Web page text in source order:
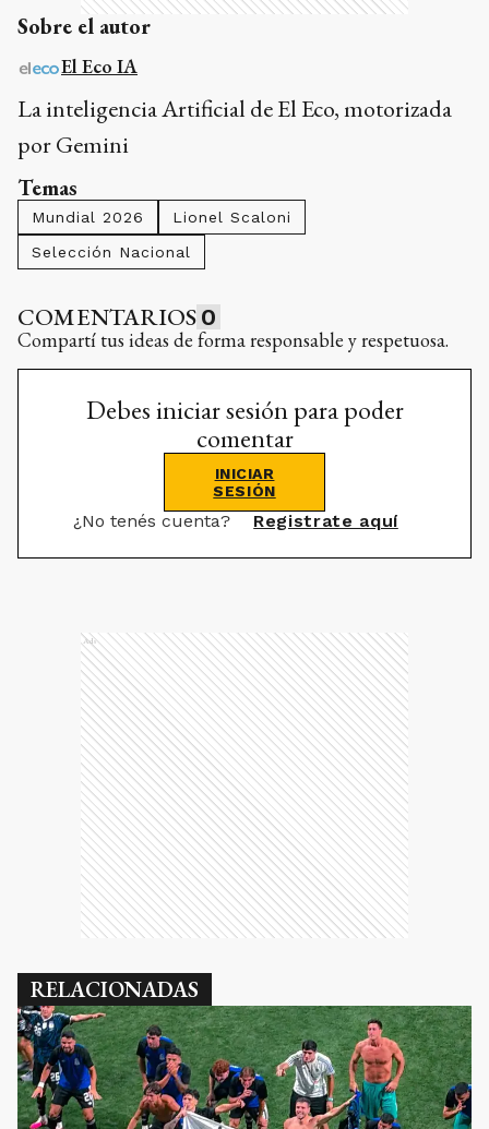
Sobre el autor
El Eco IA
La inteligencia Artificial de El Eco, motorizada
por Gemini
Temas
Mundial 2026
Lionel Scaloni
Selección Nacional
COMENTARIOS 0
Compartí tus ideas de forma responsable y respetuosa.
Debes iniciar sesión para poder
comentar
INICIAR
SESIÓN
¿No tenés cuenta? Registrate aquí
Ads
RELACIONADAS